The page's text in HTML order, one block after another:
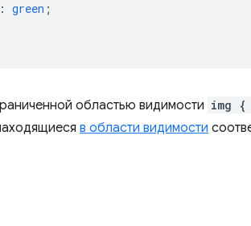
: green ;
областью видимости img
в области видимости